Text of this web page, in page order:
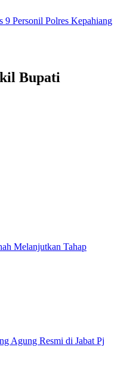
9 Personil Polres Kepahiang
Bupati
Melanjutkan Tahap
Agung Resmi di Jabat Pj